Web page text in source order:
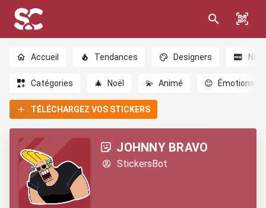
Accueil Tendances Designers
Catégories 🎄 Noël 💫 Animé 😊 Émotions
TÉLÉCHARGEZ VOS STICKERS
JOHNNY BRAVO
StickersBot